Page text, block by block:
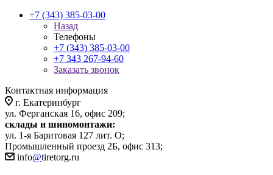
+7 (343) 385-03-00
Назад
Телефоны
+7 (343) 385-03-00
+7 343 267-94-60
Заказать звонок
Контактная информация
г. Екатеринбург
ул. Ферганская 16, офис 209;
склады и шиномонтажи:
ул. 1-я Баритовая 127 лит. О;
Промышленный проезд 2Б, офис 313;
info@tiretorg.ru